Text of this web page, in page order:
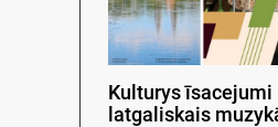
Kulturys īsacejumi
latgaliskais